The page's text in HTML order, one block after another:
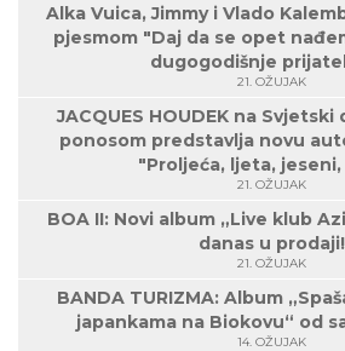
Alka Vuica, Jimmy i Vlado
pjesmom "Daj da se opet
dugogodišnje
21. OŽUJAK
JACQUES HOUDEK na
ponosom predstavlja novu
"Proljeća, ljeta,
21. OŽUJAK
BOA II: Novi album „Live klub
danas u prodaji!
21. OŽUJAK
BANDA TURIZMA: Album
japankama na Biokovu“ od
14. OŽUJAK